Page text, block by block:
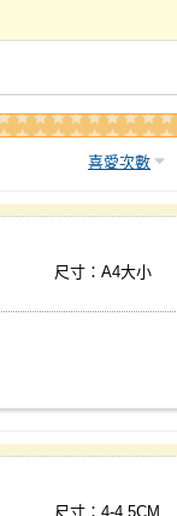
喜愛次數
尺寸：A4大小
尺寸：4-4.5CM